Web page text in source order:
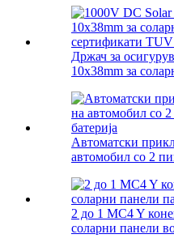
Држач за
10x38mm за
Автоматски
автомобил со 2
2 до 1 MC4 Y
соларни панели